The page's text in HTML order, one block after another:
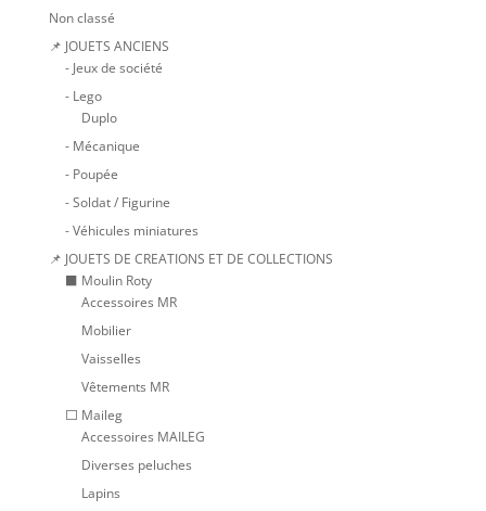
Non classé
📌 JOUETS ANCIENS
- Jeux de société
- Lego
Duplo
- Mécanique
- Poupée
- Soldat / Figurine
- Véhicules miniatures
📌 JOUETS DE CREATIONS ET DE COLLECTIONS
⬛ Moulin Roty
Accessoires MR
Mobilier
Vaisselles
Vêtements MR
⬜ Maileg
Accessoires MAILEG
Diverses peluches
Lapins